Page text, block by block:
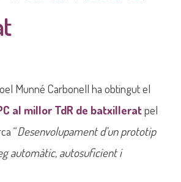
Munné Carbonell ha obtingut el
al millor TdR de batxilleratpel
“Desenvolupament d’un prototip
automàtic, autosuficient i